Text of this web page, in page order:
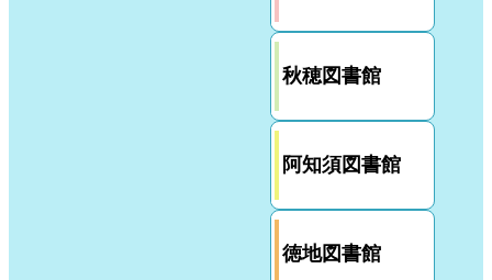
秋穂図書館
阿知須図書館
徳地図書館